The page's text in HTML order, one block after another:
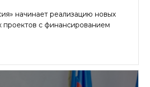
начинает реализацию новых
проектов с финансированием